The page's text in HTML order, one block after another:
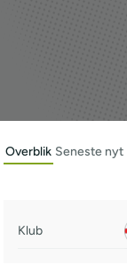
Overblik Seneste nyt
Klub